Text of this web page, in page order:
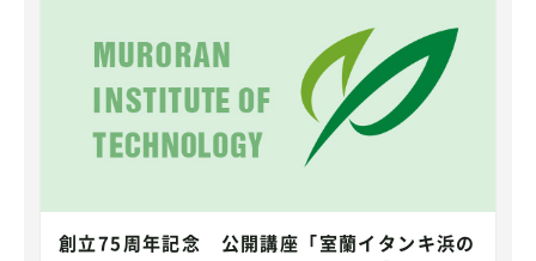
創立75周年記念 公開講座「室蘭イタンキ浜の